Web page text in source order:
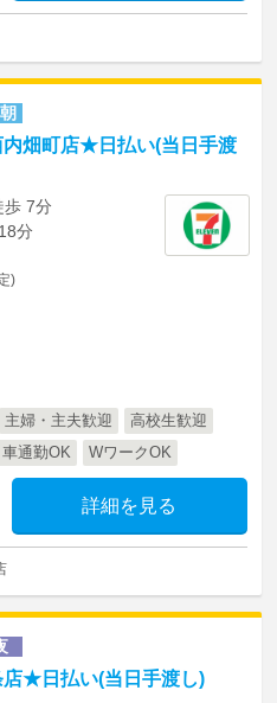
畑町店★日払い(当日手渡
歩 7分
分
)
主婦・主夫歓迎
高校生歓迎
通勤OK WワークOK
詳細を見る
店★日払い(当日手渡し)